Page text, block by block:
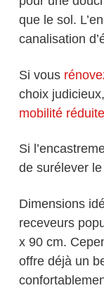
que le sol.
canalisation
Si vous
choix
mobilité réduite
Si
de surélever
Dimensions
receveurs
x 90 cm.
offre déjà un